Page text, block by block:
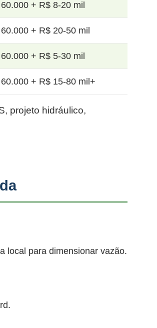
+ R$ 8-20 mil
+ R$ 20-50 mil
+ R$ 5-30 mil
+ R$ 15-80 mil+
projeto hidráulico,
local para dimensionar vazão.